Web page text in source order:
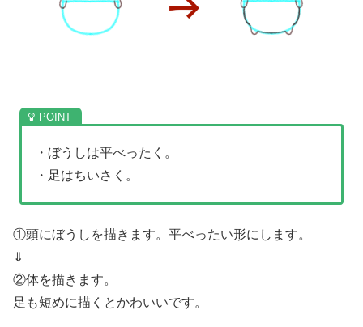
・ぼうしは平べったく。
・足はちいさく。
①頭にぼうしを描きます。平べったい形にします。
⇓
②体を描きます。
足も短めに描くとかわいいです。